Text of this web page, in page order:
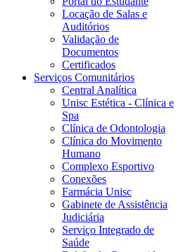
Locação de Salas e
Auditórios
Validação de
Documentos
Certificados
Serviços Comunitários
Central Analítica
Unisc Estética - Clínica e
Spa
Clínica de Odontologia
Clínica do Movimento
Humano
Complexo Esportivo
Conexões
Farmácia Unisc
Gabinete de Assistência
Judiciária
Serviço Integrado de
Saúde